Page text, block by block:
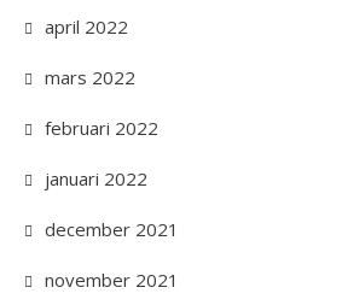
april 2022
mars 2022
februari 2022
januari 2022
december 2021
november 2021